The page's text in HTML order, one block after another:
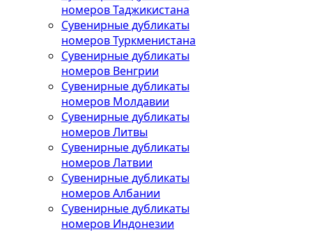
номеров Таджикистана
Сувенирные дубликаты
номеров Туркменистана
Сувенирные дубликаты
номеров Венгрии
Сувенирные дубликаты
номеров Молдавии
Сувенирные дубликаты
номеров Литвы
Сувенирные дубликаты
номеров Латвии
Сувенирные дубликаты
номеров Албании
Сувенирные дубликаты
номеров Индонезии